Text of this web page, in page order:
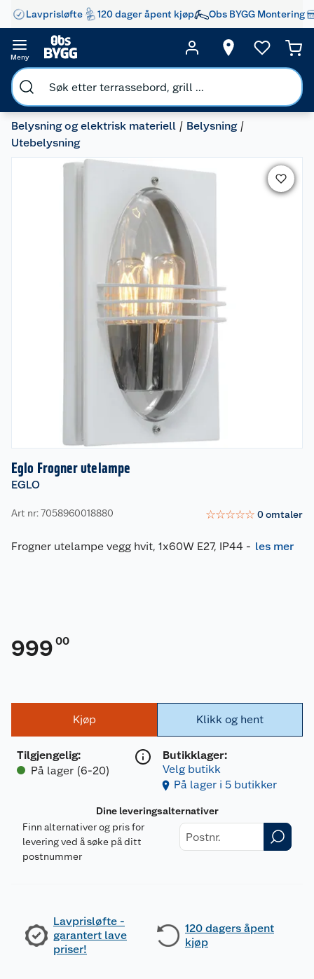
Lavprisløfte 120 dager åpent kjøp Obs BYGG Montering
Meny
Belysning og elektrisk materiell
Belysning
Utebelysning
Eglo Frogner utelampe
EGLO
Art nr: 7058960018880 ☆☆☆☆☆ 0omtaler
Frogner utelampe vegg hvit, 1x60W E27, IP44 - les mer
999 00
Kjøp
Tilgjengelig:
På lager (6-20)
Klikk og hent
Butikklager:
Velg butikk
På lager i 5 butikker
Dine leveringsalternativer
Finn alternativer og pris for
levering ved å søke på ditt
postnummer
Lavprisløfte -
garantert lave
priser!
120 dagers åpent
kjøp